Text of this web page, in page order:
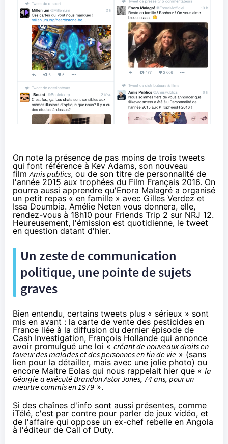
On note la présence de pas moins de trois tweets
qui font référence à Kev Adams, son nouveau
filmAmis publics, ou de son titre de personnalité de
l'année 2015 aux trophées du Film Français 2016. On
pourra aussi apprendre qu'Enora Malagré a organisé
un petit repas « en famille » avec Gilles Verdez et
Issa Doumbia. Amélie Neten vous donnera, elle,
rendez-vous à 18h10 pour Friends Trip 2 sur NRJ 12.
Heureusement, l'émission est quotidienne, le tweet
en question datant d'hier.
Un zeste de communication
politique, une pointe de sujets
graves
Bien entendu, certains tweets plus « sérieux » sont
mis en avant : la carte de vente des pesticides en
France liée à la diffusion du dernier épisode de
Cash Investigation, François Hollande qui annonce
avoir promulgué une loi « créant de nouveaux droits en
faveur des malades et des personnes en fin de vie » (sans
lien pour la détailler, mais avec une jolie photo) ou
encore Maitre Eolas qui nous rappelait hier que « la
Géorgie a exécuté Brandon Astor Jones, 74 ans, pour un
meurtre commis en 1979 ».
Si des chaînes d'info sont aussi présentes, comme
iTélé, c'est par contre pour parler de jeux vidéo, et
de l'affaire qui oppose un ex-chef rebelle en Angola
à l'éditeur de Call of Duty.